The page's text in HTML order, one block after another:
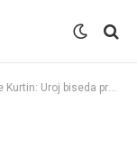
Uroj biseda produktive